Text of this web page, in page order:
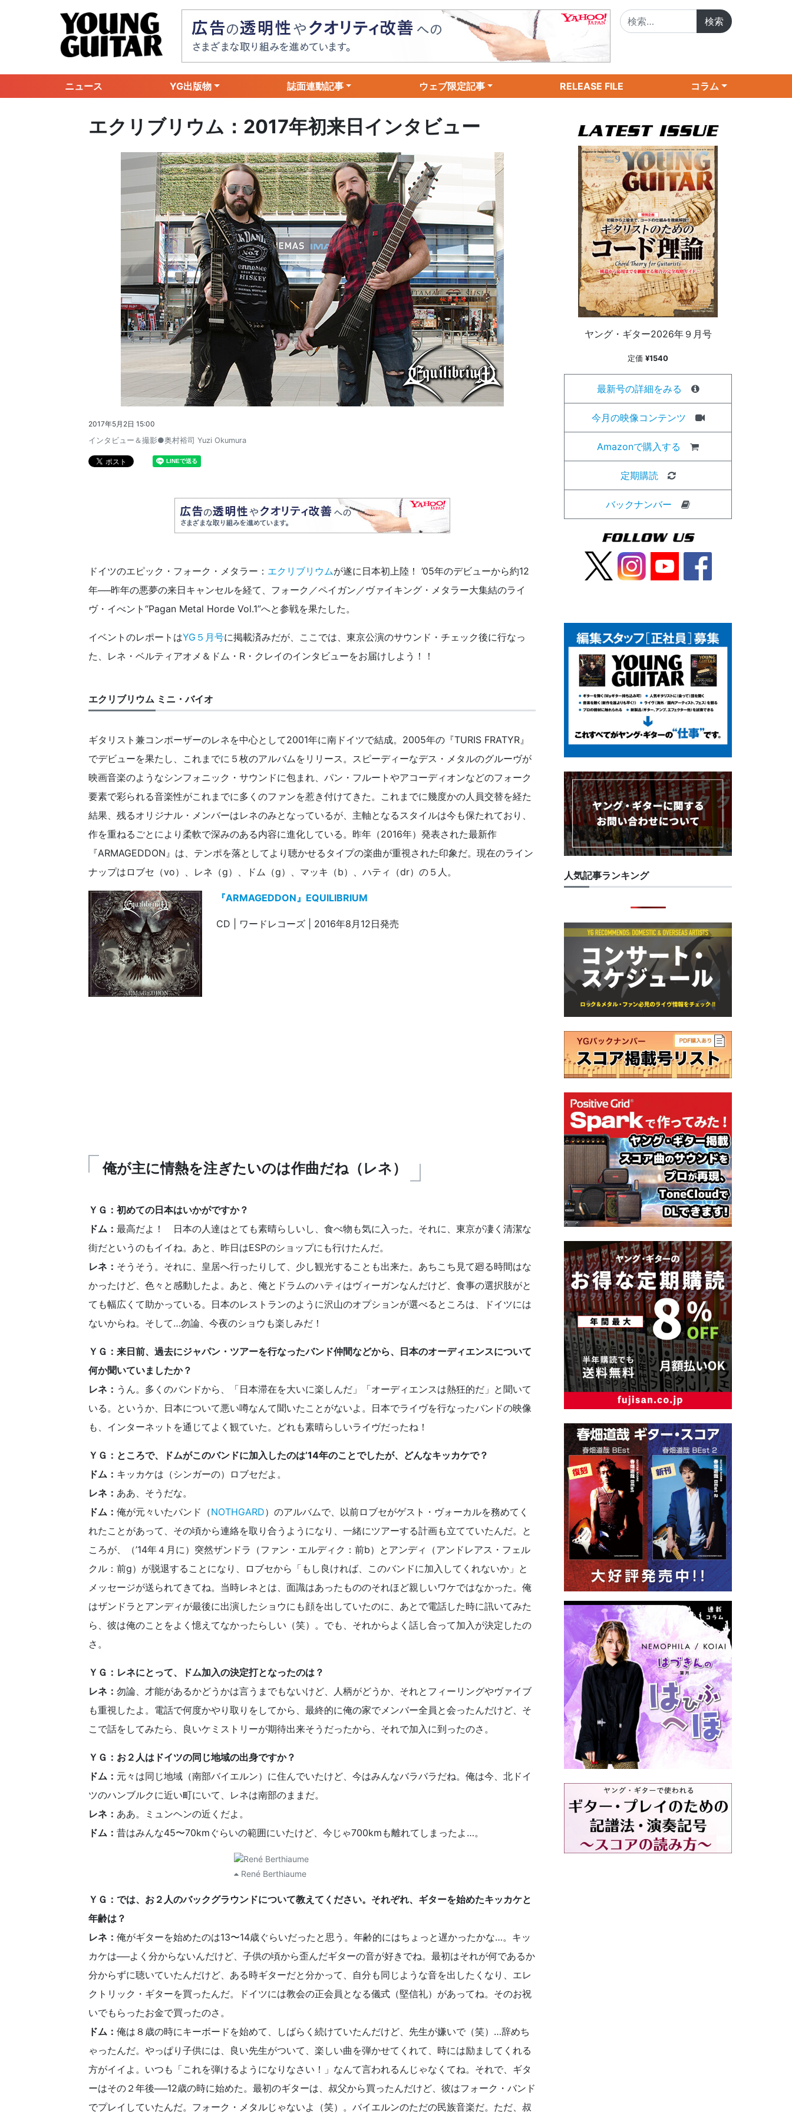
ニュース YG出版物 誌面連動記事 ウェブ限定記事 RELEASE FILE コラム
エクリブリウム：2017年初来日インタビュー
2017年5月2日 15:00
インタビュー＆撮影●奥村裕司 Yuzi Okumura
ドイツのエピック・フォーク・メタラー： エクリブリウムが遂に日本初上陸！ ’05年のデビューから約12
年──昨年の悪夢の来日キャンセルを経て、フォーク／ペイガン／ヴァイキング・メタラー大集結のライ
ヴ・イべント“Pagan Metal Horde Vol.1”へと参戦を果たした。
イベントのレポートはYG５月号に掲載済みだが、ここでは、東京公演のサウンド・チェック後に行なっ
た、レネ・ベルティアオメ＆ドム・R・クレイのインタビューをお届けしよう！！
エクリブリウム ミニ・バイオ
ギタリスト兼コンポーザーのレネを中心として2001年に南ドイツで結成。2005年の『TURIS FRATYR』
でデビューを果たし、これまでに５枚のアルバムをリリース。スピーディーなデス・メタルのグルーヴが
映画音楽のようなシンフォニック・サウンドに包まれ、パン・フルートやアコーディオンなどのフォーク
要素で彩られる音楽性がこれまでに多くのファンを惹き付けてきた。これまでに幾度かの人員交替を経た
結果、残るオリジナル・メンバーはレネのみとなっているが、主軸となるスタイルは今も保たれており、
作を重ねるごとにより柔軟で深みのある内容に進化している。昨年（2016年）発表された最新作
『ARMAGEDDON』は、テンポを落としてより聴かせるタイプの楽曲が重視された印象だ。現在のライン
ナップはロブセ（vo）、レネ（g）、ドム（g）、マッキ（b）、ハティ（dr）の５人。
『ARMAGEDDON』EQUILIBRIUM
CD | ワードレコーズ | 2016年8月12日発売
俺が主に情熱を注ぎたいのは作曲だね（レネ）
ＹＧ：初めての日本はいかがですか？
ドム： 最高だよ！ 日本の人達はとても素晴らしいし、食べ物も気に入った。それに、東京が凄く清潔な
街だというのもイイね。あと、昨日はESPのショップにも行けたんだ。
レネ： そうそう。それに、皇居へ行ったりして、少し観光することも出来た。あちこち見て廻る時間はな
かったけど、色々と感動したよ。あと、俺とドラムのハティはヴィーガンなんだけど、食事の選択肢がと
ても幅広くて助かっている。日本のレストランのように沢山のオプションが選べるところは、ドイツには
ないからね。そして…勿論、今夜のショウも楽しみだ！
ＹＧ：来日前、過去にジャパン・ツアーを行なったバンド仲間などから、日本のオーディエンスについて
何か聞いていましたか？
レネ： うん。多くのバンドから、「日本滞在を大いに楽しんだ」「オーディエンスは熱狂的だ」と聞いて
いる。というか、日本について悪い噂なんて聞いたことがないよ。日本でライヴを行なったバンドの映像
も、インターネットを通じてよく観ていた。どれも素晴らしいライヴだったね！
ＹＧ：ところで、ドムがこのバンドに加入したのは’14年のことでしたが、どんなキッカケで？
ドム： キッカケは（シンガーの）ロブセだよ。
レネ： ああ、そうだな。
ドム： 俺が元々いたバンド（NOTHGARD）のアルバムで、以前ロブセがゲスト・ヴォーカルを務めてく
れたことがあって、その頃から連絡を取り合うようになり、一緒にツアーする計画も立てていたんだ。と
ころが、（’14年４月に）突然ザンドラ（ファン・エルディク：前b）とアンディ（アンドレアス・フェル
クル：前g）が脱退することになり、ロブセから「もし良ければ、このバンドに加入してくれないか」と
メッセージが送られてきてね。当時レネとは、面識はあったもののそれほど親しいワケではなかった。俺
はザンドラとアンディが最後に出演したショウにも顔を出していたのに、あとで電話した時に訊いてみた
ら、彼は俺のことをよく憶えてなかったらしい（笑）。でも、それからよく話し合って加入が決定したの
さ。
ＹＧ：レネにとって、ドム加入の決定打となったのは？
レネ： 勿論、才能があるかどうかは言うまでもないけど、人柄がどうか、それとフィーリングやヴァイブ
も重視したよ。電話で何度かやり取りをしてから、最終的に俺の家でメンバー全員と会ったんだけど、そ
こで話をしてみたら、良いケミストリーが期待出来そうだったから、それで加入に到ったのさ。
ＹＧ：お２人はドイツの同じ地域の出身ですか？
ドム： 元々は同じ地域（南部バイエルン）に住んでいたけど、今はみんなバラバラだね。俺は今、北ドイ
ツのハンブルクに近い町にいて、レネは南部のままだ。
レネ： ああ。ミュンヘンの近くだよ。
ドム： 昔はみんな45〜70kmぐらいの範囲にいたけど、今じゃ700kmも離れてしまったよ…。
René Berthiaume
ＹＧ：では、お２人のバックグラウンドについて教えてください。それぞれ、ギターを始めたキッカケと
年齢は？
レネ： 俺がギターを始めたのは13〜14歳ぐらいだったと思う。年齢的にはちょっと遅かったかな…。キッ
カケは──よく分からないんだけど、子供の頃から歪んだギターの音が好きでね。最初はそれが何であるか
分からずに聴いていたんだけど、ある時ギターだと分かって、自分も同じような音を出したくなり、エレ
クトリック・ギターを買ったんだ。ドイツには教会の正会員となる儀式（堅信礼）があってね。そのお祝
いでもらったお金で買ったのさ。
ドム： 俺は８歳の時にキーボードを始めて、しばらく続けていたんだけど、先生が嫌いで（笑）…辞めち
ゃったんだ。やっぱり子供には、良い先生がついて、楽しい曲を弾かせてくれて、時には励ましてくれる
方がイイよ。いつも「これを弾けるようになりなさい！」なんて言われるんじゃなくてね。それで、ギタ
ーはその２年後──12歳の時に始めた。最初のギターは、叔父から買ったんだけど、彼はフォーク・バンド
でプレイしていたんだ。フォーク・メタルじゃないよ（笑）。バイエルンのただの民族音楽だ。ただ、叔
ヤング・ギター2026年９月号
定価 ¥1540
最新号の詳細をみる
今月の映像コンテンツ
Amazonで購入する
定期購読
バックナンバー
人気記事ランキング